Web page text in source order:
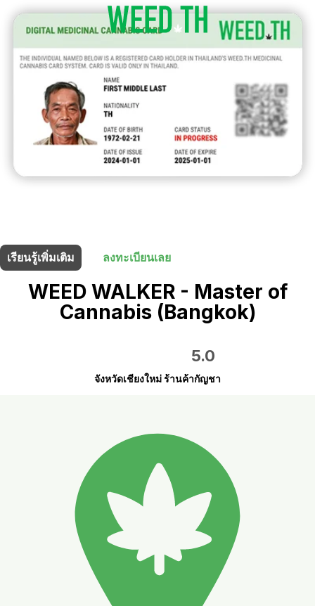
เรียนรู้เพิ่มเติม
ลงทะเบียนเลย
WEED WALKER - Master of
Cannabis (Bangkok)
5.0
จังหวัดเชียงใหม่ ร้านค้ากัญชา